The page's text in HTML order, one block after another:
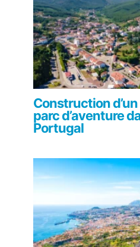
Construction
parc d’aventure
Portugal